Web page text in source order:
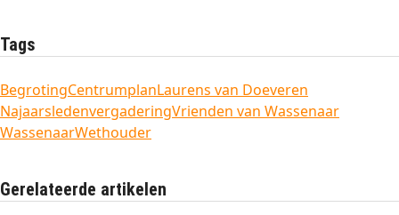
Tags
BegrotingCentrumplanLaurens van Doeveren
NajaarsledenvergaderingVrienden van Wassenaar
WassenaarWethouder
Gerelateerde artikelen